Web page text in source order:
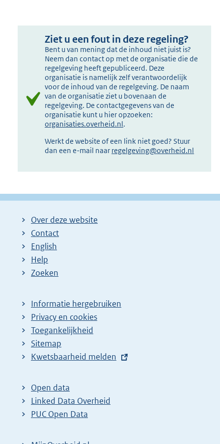
Ziet u een fout in deze regeling?
Bent u van mening dat de inhoud niet juist is?
Neem dan contact op met de organisatie die de
regelgeving heeft gepubliceerd. Deze
organisatie is namelijk zelf verantwoordelijk
voor de inhoud van de regelgeving. De naam
van de organisatie ziet u bovenaan de
regelgeving. De contactgegevens van de
organisatie kunt u hier opzoeken:
organisaties.overheid.nl.
Werkt de website of een link niet goed? Stuur
dan een e-mail naar regelgeving@overheid.nl
Over deze website
Contact
English
Help
Zoeken
Informatie hergebruiken
Privacy en cookies
Toegankelijkheid
Sitemap
E
t
e
r
Kwetsbaarheid melden
Open data
Linked Data Overheid
PUC Open Data